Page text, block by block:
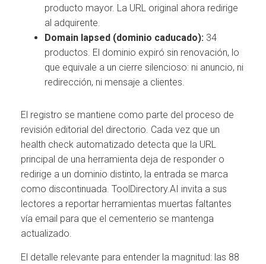
producto mayor. La URL original ahora redirige
al adquirente.
Domain lapsed (dominio caducado): 34
productos. El dominio expiró sin renovación, lo
que equivale a un cierre silencioso: ni anuncio, ni
redirección, ni mensaje a clientes.
El registro se mantiene como parte del proceso de
revisión editorial del directorio. Cada vez que un
health check automatizado detecta que la URL
principal de una herramienta deja de responder o
redirige a un dominio distinto, la entrada se marca
como discontinuada. ToolDirectory.AI invita a sus
lectores a reportar herramientas muertas faltantes
vía email para que el cementerio se mantenga
actualizado.
El detalle relevante para entender la magnitud: las 88